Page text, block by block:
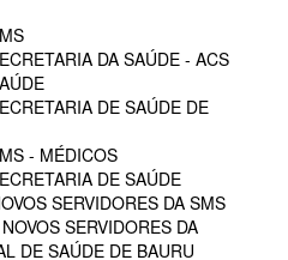
DA SAÚDE - ACS
DE SAÚDE DE
- MÉDICOS
DE SAÚDE
SERVIDORES DA SMS
SERVIDORES DA
DE SAÚDE DE BAURU